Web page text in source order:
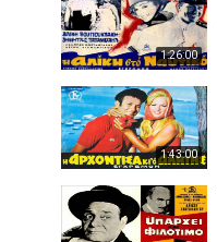
1:26:00
1:43:00